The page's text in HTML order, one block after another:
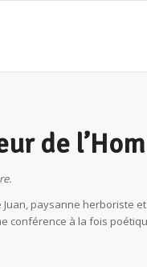
de
paysanne herboriste
conférence à la fois